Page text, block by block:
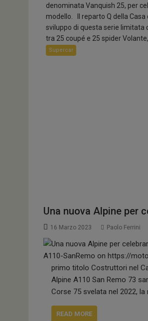
denominata Vanquish 25, per
modello. Il reparto Q della Casa
sviluppo di questa serie limitata
tra 25 coupé e 25 spider
Supercar
Una nuova Alpine per
16 Marzo 2023 Paolo Ferrini
primo titolo Costruttori nel
Alpine A110 San Remo 73
Corse 75 svelata nel 2022, la
READ MORE